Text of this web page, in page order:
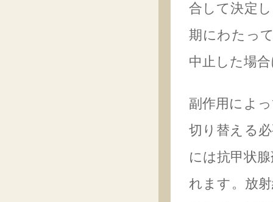
合して決定
期にわたっ
中止した場
副作用によ
切り替える
には抗甲状
れます。放